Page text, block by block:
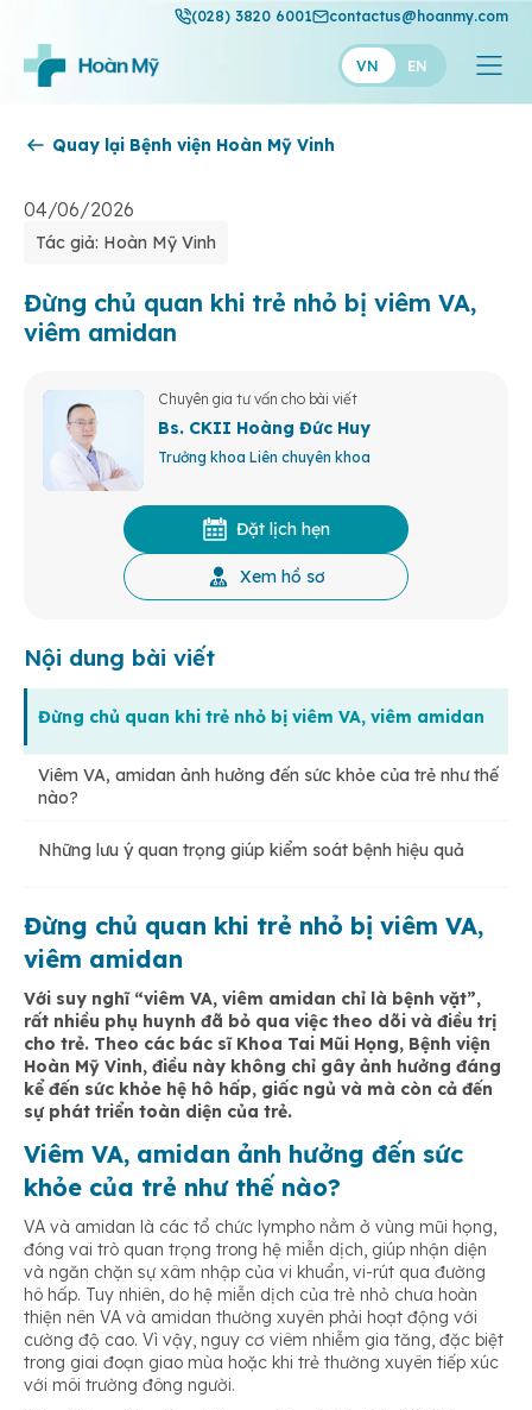
(028) 3820 6001 contactus@hoanmy.com
VN EN
Hoàn Mỹ
Thuận Mỹ
Quay lại Bệnh viện Hoàn Mỹ Vinh
04/06/2026
Tác giả: Hoàn Mỹ Vinh
Đừng chủ quan khi trẻ nhỏ bị viêm VA,
viêm amidan
Chuyên gia tư vấn cho bài viết
Bs. CKII Hoàng Đức Huy
Trưởng khoa Liên chuyên khoa
Đặt lịch hẹn
Xem hồ sơ
Nội dung bài viết
Đừng chủ quan khi trẻ nhỏ bị viêm VA, viêm amidan
Viêm VA, amidan ảnh hưởng đến sức khỏe của trẻ như thế
nào?
Những lưu ý quan trọng giúp kiểm soát bệnh hiệu quả
Đừng chủ quan khi trẻ nhỏ bị viêm VA,
viêm amidan
Với suy nghĩ “viêm VA, viêm amidan chỉ là bệnh vặt”,
rất nhiều phụ huynh đã bỏ qua việc theo dõi và điều trị
cho trẻ. Theo các bác sĩ Khoa Tai Mũi Họng, Bệnh viện
Hoàn Mỹ Vinh, điều này không chỉ gây ảnh hưởng đáng
kể đến sức khỏe hệ hô hấp, giấc ngủ và mà còn cả đến
sự phát triển toàn diện của trẻ.
Viêm VA, amidan ảnh hưởng đến sức
khỏe của trẻ như thế nào?
VA và amidan là các tổ chức lympho nằm ở vùng mũi họng,
đóng vai trò quan trọng trong hệ miễn dịch, giúp nhận diện
và ngăn chặn sự xâm nhập của vi khuẩn, vi-rút qua đường
hô hấp. Tuy nhiên, do hệ miễn dịch của trẻ nhỏ chưa hoàn
thiện nên VA và amidan thường xuyên phải hoạt động với
cường độ cao. Vì vậy, nguy cơ viêm nhiễm gia tăng, đặc biệt
trong giai đoạn giao mùa hoặc khi trẻ thường xuyên tiếp xúc
với môi trường đông người.